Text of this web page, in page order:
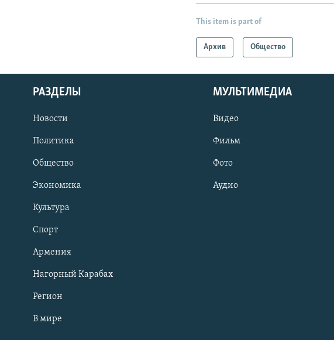
This item is part of
Архив Общество
РАЗДЕЛЫ
Новости
Политика
Общество
Экономика
Культура
Спорт
Армения
Нагорный Карабах
Регион
В мире
МУЛЬТИМЕДИА
Видео
Фильм
Фото
Аудио